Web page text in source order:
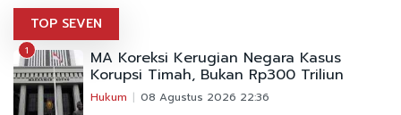
TOP SEVEN
1 MA Koreksi Kerugian Negara Kasus
Korupsi Timah, Bukan Rp300 Triliun
Hukum 08 Agustus 2026 22:36